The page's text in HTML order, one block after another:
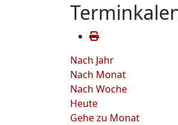
Nach Jahr
Nach Monat
Nach Woche
Heute
Gehe zu Monat